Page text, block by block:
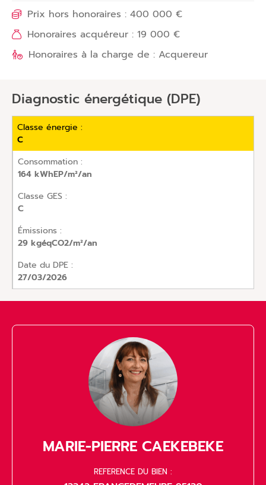
Prix hors honoraires : 400 000 €
Honoraires acquéreur : 19 000 €
Honoraires à la charge de : Acquereur
Diagnostic énergétique (DPE)
Classe énergie :
C
Consommation :
164 kWhEP/m²/an
Classe GES :
C
Émissions :
29 kgéqCO2/m²/an
Date du DPE :
27/03/2026
MARIE-PIERRE CAEKEBEKE
REFERENCE DU BIEN :